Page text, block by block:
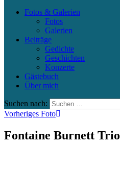
Fotos & Galerien
Fotos
Galerien
Beiträge
Gedichte
Geschichten
Konzerte
Gästebuch
Über mich
Suchen nach:
Vorheriges Foto
Fontaine Burnett Trio